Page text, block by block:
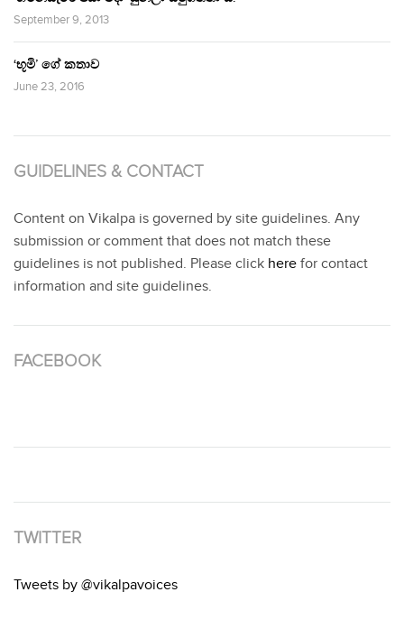
September 9, 2013
‘භූමි’ ගේ කතාව
June 23, 2016
GUIDELINES & CONTACT
Content on Vikalpa is governed by site guidelines. Any
submission or comment that does not match these
guidelines is not published. Please click here for contact
information and site guidelines.
FACEBOOK
TWITTER
Tweets by @vikalpavoices